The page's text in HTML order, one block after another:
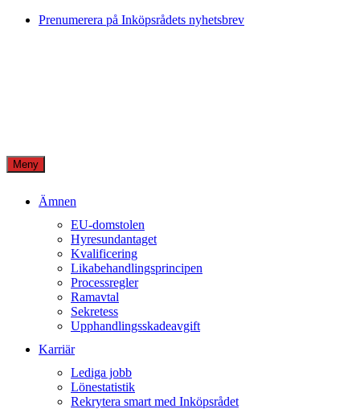
Skip
Prenumerera på Inköpsrådets nyhetsbrev
Meny
Ämnen
EU-domstolen
Hyresundantaget
Kvalificering
Likabehandlingsprincipen
Processregler
Ramavtal
Sekretess
Upphandlingsskadeavgift
Karriär
Lediga jobb
Lönestatistik
Rekrytera smart med Inköpsrådet